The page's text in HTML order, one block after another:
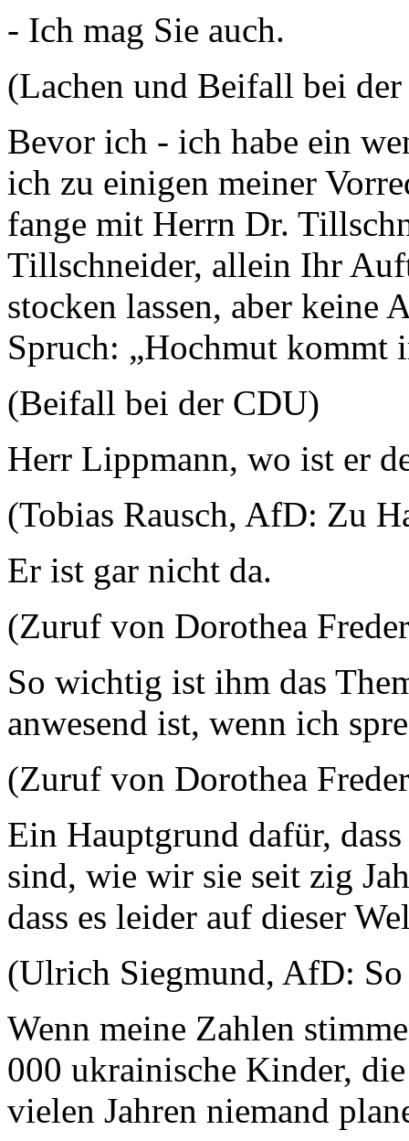
- Ich mag Sie auch.
(Lachen und Beifall bei
Bevor ich - ich habe ein
ich zu einigen meiner
fange mit Herrn Dr.
Tillschneider, allein Ihr
stocken lassen, aber keine
Spruch: „Hochmut kommt
(Beifall bei der CDU)
Herr Lippmann, wo ist er
(Tobias Rausch, AfD: Zu
Er ist gar nicht da.
(Zuruf von Dorothea
So wichtig ist ihm das
anwesend ist, wenn ich
(Zuruf von Dorothea
Ein Hauptgrund dafür,
sind, wie wir sie seit zig
dass es leider auf dieser
(Ulrich Siegmund, AfD:
Wenn meine Zahlen
000 ukrainische Kinder,
vielen Jahren niemand